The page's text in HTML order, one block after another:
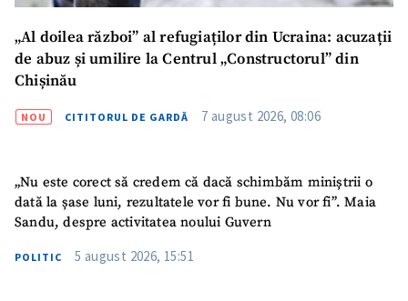
„Al doilea război” al refugiaților din Ucraina: acuzații
de abuz și umilire la Centrul „Constructorul” din
Chișinău
NOU CITITORUL DE GARDĂ 7 august 2026, 08:06
„Nu este corect să credem că dacă schimbăm miniștrii o
dată la șase luni, rezultatele vor fi bune. Nu vor fi”. Maia
Sandu, despre activitatea noului Guvern
POLITIC 5 august 2026, 15:51
Nume+ Numele meu
Am citit și sunt de
acord cupolitica de
confidențialitate.